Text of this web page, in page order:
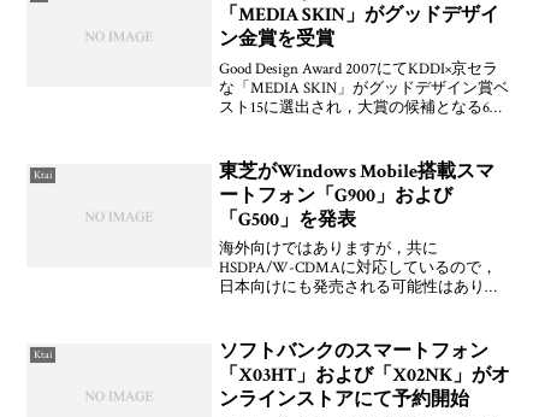
フトバンクは好
「MEDIA SKIN」がグッドデザイ
ン金賞を受賞
Good Design Award 2007にてKDDI×京セラ
な「MEDIA SKIN」がグッドデザイン賞ベ
スト15に選出され，大賞の候補となる6つ
ータイ関連としては
Ktai
東芝がWindows Mobile搭載スマ
ートフォン「G900」および
「G500」を発表
海外向けではありますが，共に
HSDPA/W-CDMAに対応しているので，
日本向けにも発売される可能性はありま
されており，WVGAなWM6.0搭載ハイス
ペッ
Ktai
ソフトバンクのスマートフォン
「X03HT」および「X02NK」がオ
ンラインストアにて予約開始